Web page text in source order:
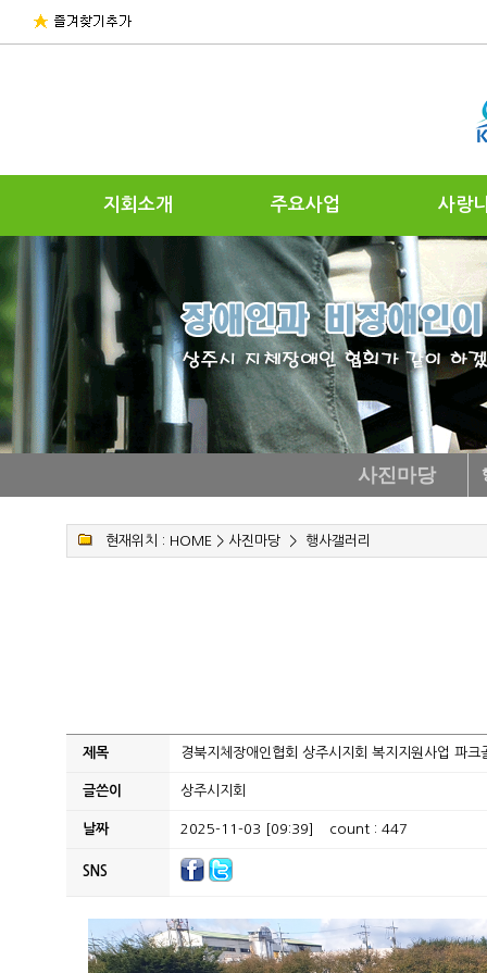
지회소개 주요사업 사랑
사진마당
현재위치 : HOME > 사진마당> 행사갤러리
제목 경북지체장애인협회 상주시지회 복지지원사업 파
글쓴이 상주시지회
날짜 2025-11-03 [09:39] count : 447
SNS